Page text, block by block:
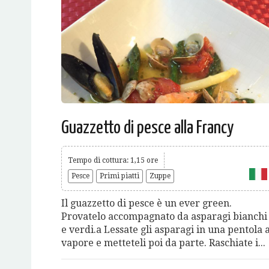
Guazzetto di pesce alla Francy
Tempo di cottura: 1,15 ore
Pesce
Primi piatti Zuppe
Il guazzetto di pesce è un ever green.
Provatelo accompagnato da asparagi bianchi
e verdi.a Lessate gli asparagi in una pentola
vapore e metteteli poi da parte. Raschiate i...